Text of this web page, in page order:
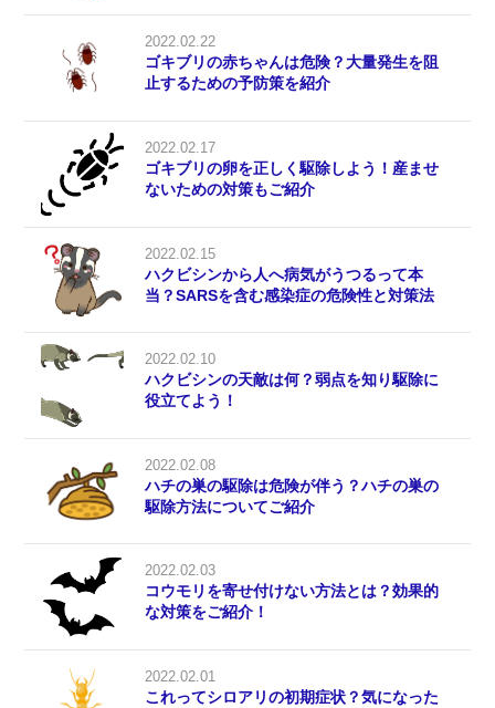
2022.02.22
ゴキブリの赤ちゃんは危険？大量発生を阻
止するための予防策を紹介
2022.02.17
ゴキブリの卵を正しく駆除しよう！産ませ
ないための対策もご紹介
2022.02.15
ハクビシンから人へ病気がうつるって本
当？SARSを含む感染症の危険性と対策法
2022.02.10
ハクビシンの天敵は何？弱点を知り駆除に
役立てよう！
2022.02.08
ハチの巣の駆除は危険が伴う？ハチの巣の
駆除方法についてご紹介
2022.02.03
コウモリを寄せ付けない方法とは？効果的
な対策をご紹介！
2022.02.01
これってシロアリの初期症状？気になった